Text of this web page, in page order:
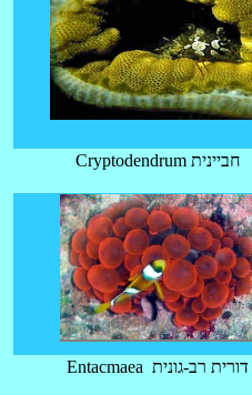
Cryptodendrum חביינית
Entacmaea דורית רב-גונית